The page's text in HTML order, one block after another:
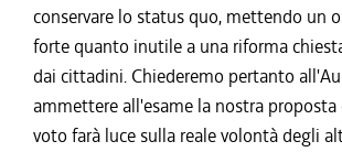
conservare lo status quo, mettendo un
forte quanto inutile a una riforma
dai cittadini. Chiederemo pertanto
ammettere all'esame la nostra proposta
voto farà luce sulla reale volontà degli